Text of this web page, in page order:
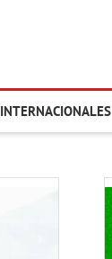
INTERNACIONALES